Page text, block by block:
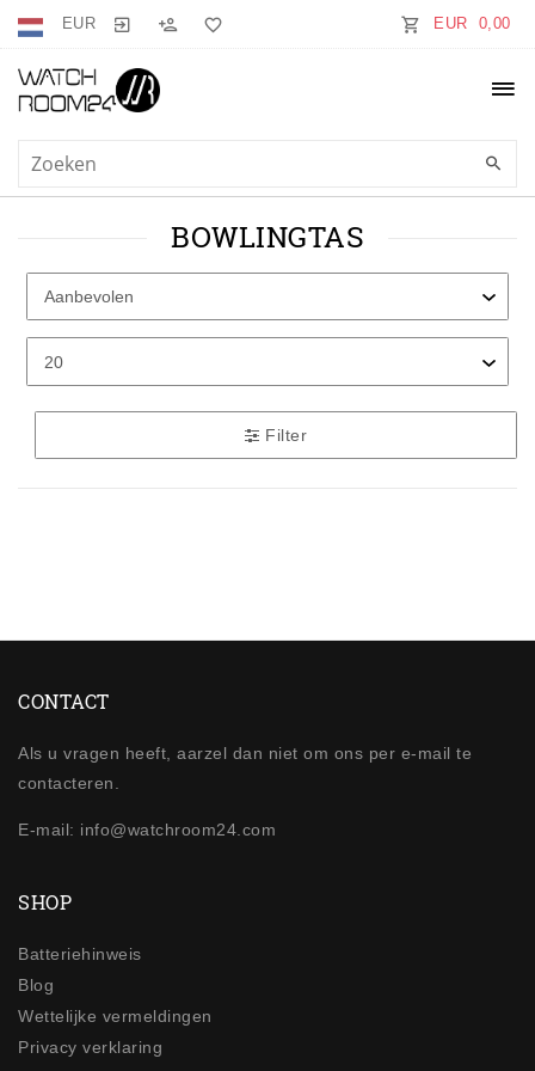
EUR EUR 0,00
BOWLINGTAS
Filter
CONTACT
Als u vragen heeft, aarzel dan niet om ons per e-mail te
contacteren.
E-mail: info@watchroom24.com
SHOP
Batteriehinweis
Blog
Wettelijke vermeldingen
Privacy verklaring